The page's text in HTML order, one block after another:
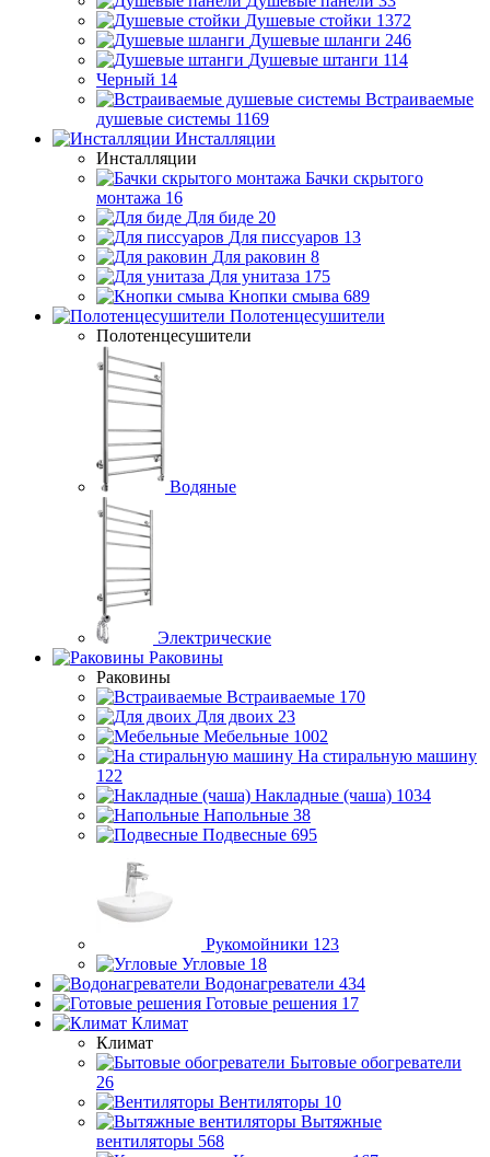
Душевые стойки 1372
Душевые шланги 246
Душевые штанги 114
Черный 14
Встраиваемые
душевые системы 1169
Инсталляции
Инсталляции
Бачки скрытого
монтажа 16
Для биде 20
Для писсуаров 13
Для раковин 8
Для унитаза 175
Кнопки смыва 689
Полотенцесушители
Полотенцесушители
Водяные
Электрические
Раковины
Раковины
Встраиваемые 170
Для двоих 23
Мебельные 1002
На стиральную машину
122
Накладные (чаша) 1034
Напольные 38
Подвесные 695
Рукомойники 123
Угловые 18
Водонагреватели 434
Готовые решения 17
Климат
Климат
Бытовые обогреватели
26
Вентиляторы 10
Вытяжные
вентиляторы 568